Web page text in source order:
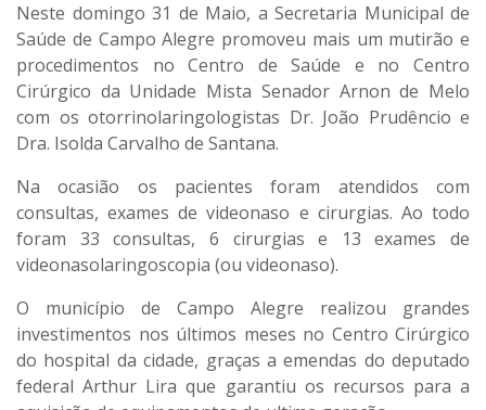
Neste domingo 31 de Maio, a Secretaria Municipal de
Saúde de Campo Alegre promoveu mais um mutirão e
procedimentos no Centro de Saúde e no Centro
Cirúrgico da Unidade Mista Senador Arnon de Melo
com os otorrinolaringologistas Dr. João Prudêncio e
Dra. Isolda Carvalho de Santana.
Na ocasião os pacientes foram atendidos com
consultas, exames de videonaso e cirurgias. Ao todo
foram 33 consultas, 6 cirurgias e 13 exames de
videonasolaringoscopia (ou videonaso).
O município de Campo Alegre realizou grandes
investimentos nos últimos meses no Centro Cirúrgico
do hospital da cidade, graças a emendas do deputado
federal Arthur Lira que garantiu os recursos para a